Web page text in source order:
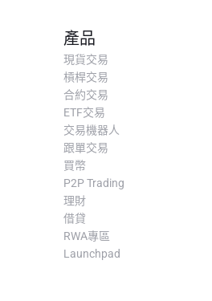
產品
現貨交易
槓桿交易
合約交易
ETF交易
交易機器人
跟單交易
買幣
P2P Trading
理財
借貸
RWA專區
Launchpad